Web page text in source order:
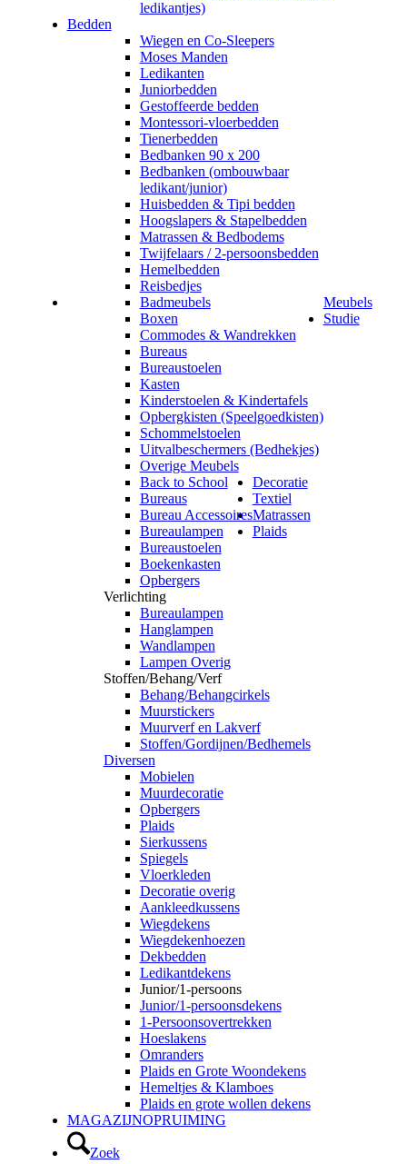
ledikantjes)
Bedden
Wiegen en Co-Sleepers
Moses Manden
Ledikanten
Juniorbedden
Gestoffeerde bedden
Montessori-vloerbedden
Tienerbedden
Bedbanken 90 x 200
Bedbanken (ombouwbaar
ledikant/junior)
Huisbedden & Tipi bedden
Hoogslapers & Stapelbedden
Matrassen & Bedbodems
Twijfelaars / 2-persoonsbedden
Hemelbedden
Reisbedjes
Meubels
Badmeubels
Boxen
Commodes & Wandrekken
Bureaus
Bureaustoelen
Kasten
Kinderstoelen & Kindertafels
Opbergkisten (Speelgoedkisten)
Schommelstoelen
Uitvalbeschermers (Bedhekjes)
Overige Meubels
Studie
Back to School
Bureaus
Bureau Accessoires
Bureaulampen
Bureaustoelen
Boekenkasten
Opbergers
Decoratie
Verlichting
Bureaulampen
Hanglampen
Wandlampen
Lampen Overig
Stoffen/Behang/Verf
Behang/Behangcirkels
Muurstickers
Muurverf en Lakverf
Stoffen/Gordijnen/Bedhemels
Diversen
Mobielen
Muurdecoratie
Opbergers
Plaids
Sierkussens
Spiegels
Vloerkleden
Decoratie overig
Textiel
Aankleedkussens
Wiegdekens
Wiegdekenhoezen
Dekbedden
Ledikantdekens
Junior/1-persoons
Junior/1-persoonsdekens
1-Persoonsovertrekken
Hoeslakens
Omranders
Plaids en Grote Woondekens
Hemeltjes & Klamboes
Matrassen
Plaids
Plaids en grote wollen dekens
MAGAZIJNOPRUIMING
Zoek